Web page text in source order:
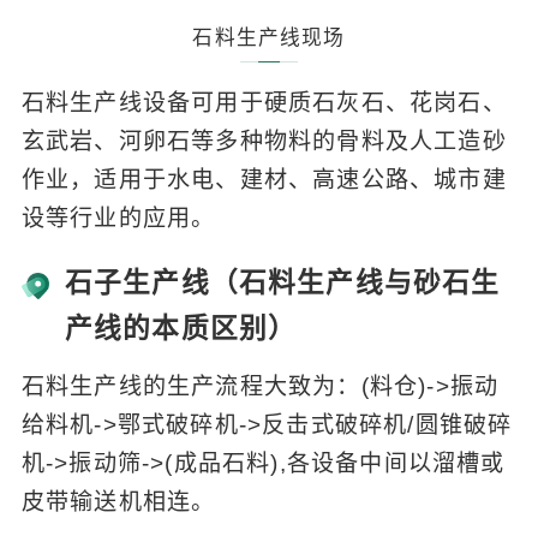
石料生产线现场
石料生产线设备可用于硬质石灰石、花岗石、
玄武岩、河卵石等多种物料的骨料及人工造砂
作业，适用于水电、建材、高速公路、城市建
设等行业的应用。
石子生产线（石料生产线与砂石生
产线的本质区别）
石料生产线的生产流程大致为：(料仓)->振动
给料机->鄂式破碎机->反击式破碎机/圆锥破碎
机->振动筛->(成品石料),各设备中间以溜槽或
皮带输送机相连。